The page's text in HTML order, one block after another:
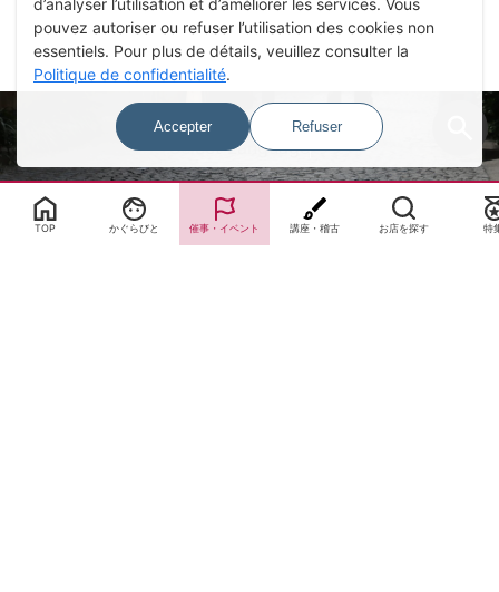
Select Language▼
TOP かぐらびと 催事・イベント 講座・稽古 お店を探す 特
d’analyser l’utilisation et d’améliorer les services. Vous
pouvez autoriser ou refuser l’utilisation des cookies non
essentiels. Pour plus de détails, veuillez consulter la
Politique de confidentialité.
Accepter Refuser